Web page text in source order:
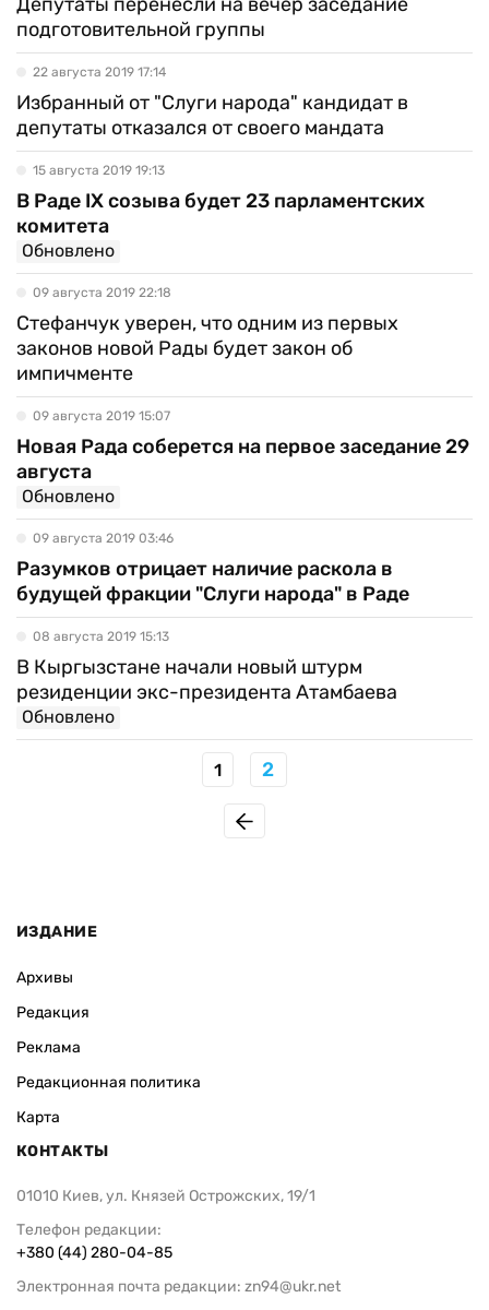
подготовительной группы
22 августа 2019 17:14
Избранный от "Слуги народа" кандидат в
депутаты отказался от своего мандата
15 августа 2019 19:13
В Раде IX созыва будет 23 парламентских
комитета
Обновлено
09 августа 2019 22:18
Стефанчук уверен, что одним из первых
законов новой Рады будет закон об
импичменте
09 августа 2019 15:07
Новая Рада соберется на первое заседание 29
августа
Обновлено
09 августа 2019 03:46
Разумков отрицает наличие раскола в
будущей фракции "Слуги народа" в Раде
08 августа 2019 15:13
В Кыргызстане начали новый штурм
резиденции экс-президента Атамбаева
Обновлено
1 2
ИЗДАНИЕ
Архивы
Редакция
Реклама
Редакционная политика
Карта
КОНТАКТЫ
01010 Киев, ул. Князей Острожских, 19/1
Телефон редакции:
+380 (44) 280-04-85
Электронная почта редакции: zn94@ukr.net